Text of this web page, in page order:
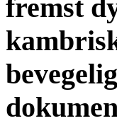
fremst